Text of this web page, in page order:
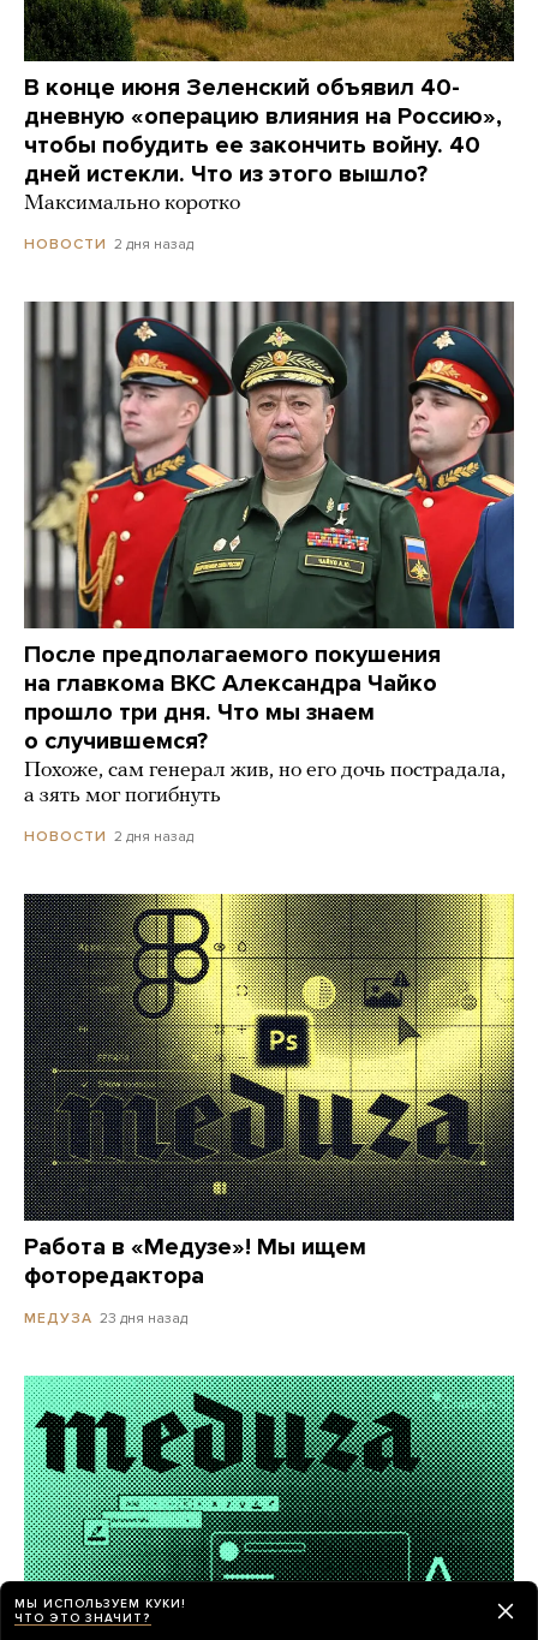
В конце июня Зеленский объявил 40-
дневную «операцию влияния на Россию»,
чтобы побудить ее закончить войну. 40
дней истекли. Что из этого вышло?
Максимально коротко
НОВОСТИ 2 дня назад
После предполагаемого покушения
на главкома ВКС Александра Чайко
прошло три дня. Что мы знаем
о случившемся?
Похоже, сам генерал жив, но его дочь пострадала,
а зять мог погибнуть
НОВОСТИ 2 дня назад
Работа в «Медузе»! Мы ищем
фоторедактора
МЕДУЗА 23 дня назад
МЫ ИСПОЛЬЗУЕМ КУКИ!
ЧТО ЭТО ЗНАЧИТ?